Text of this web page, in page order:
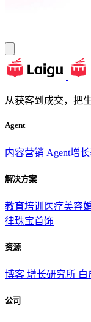
从获客到成交，把
Agent
内容营销 Agent增
解决方案
教育培训 医疗美容
律珠宝首饰
资源
博客 增长研究所 白
公司